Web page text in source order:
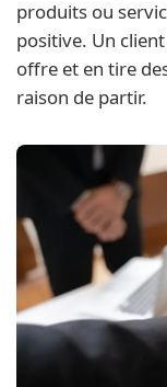
produits ou
positive. Un
offre et en tire
raison de partir.